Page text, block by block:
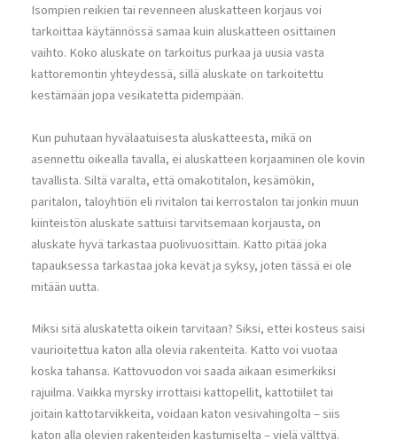
Isompien reikien tai revenneen aluskatteen korjaus voi
tarkoittaa käytännössä samaa kuin aluskatteen osittainen
vaihto. Koko aluskate on tarkoitus purkaa ja uusia vasta
kattoremontin yhteydessä, sillä aluskate on tarkoitettu
kestämään jopa vesikatetta pidempään.
Kun puhutaan hyvälaatuisesta aluskatteesta, mikä on
asennettu oikealla tavalla, ei aluskatteen korjaaminen ole kovin
tavallista. Siltä varalta, että omakotitalon, kesämökin,
paritalon, taloyhtiön eli rivitalon tai kerrostalon tai jonkin muun
kiinteistön aluskate sattuisi tarvitsemaan korjausta, on
aluskate hyvä tarkastaa puolivuosittain. Katto pitää joka
tapauksessa tarkastaa joka kevät ja syksy, joten tässä ei ole
mitään uutta.
Miksi sitä aluskatetta oikein tarvitaan? Siksi, ettei kosteus saisi
vaurioitettua katon alla olevia rakenteita. Katto voi vuotaa
koska tahansa. Kattovuodon voi saada aikaan esimerkiksi
rajuilma. Vaikka myrsky irrottaisi kattopellit, kattotiilet tai
joitain kattotarvikkeita, voidaan katon vesivahingolta – siis
katon alla olevien rakenteiden kastumiselta – vielä välttyä.